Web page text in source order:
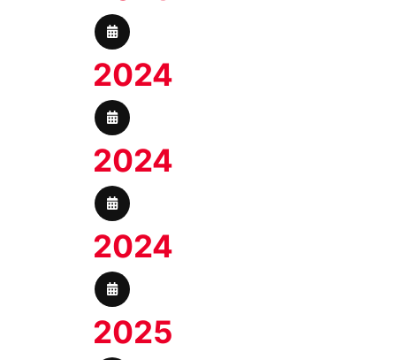
2024
2024
2024
2025